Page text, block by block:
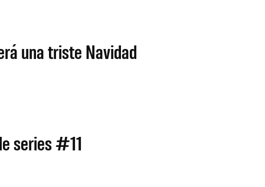
una triste Navidad
series #11